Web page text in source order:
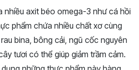
nhiều axit béo omega-3 như cá hồi
phẩm chứa nhiều chất xơ cùng
bina, bông cải, ngũ cốc nguyên
tươi có thể giúp giảm trầm cảm.